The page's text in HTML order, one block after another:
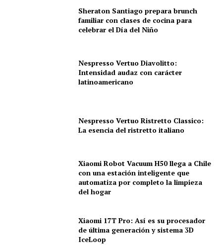
Sheraton Santiago prepara brunch
familiar con clases de cocina para
celebrar el Día del Niño
Nespresso Vertuo Diavolitto:
Intensidad audaz con carácter
latinoamericano
Nespresso Vertuo Ristretto Classico:
La esencia del ristretto italiano
Xiaomi Robot Vacuum H50 llega a Chile
con una estación inteligente que
automatiza por completo la limpieza
del hogar
Xiaomi 17T Pro: Así es su procesador
de última generación y sistema 3D
IceLoop